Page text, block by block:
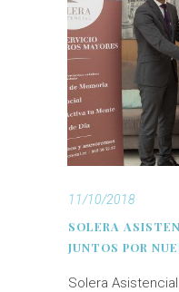
11/10/2018
SOLERA
JUNTOS POR
Solera